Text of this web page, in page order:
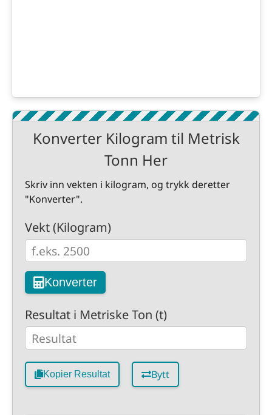
Konverter Kilogram til Metrisk
Tonn Her
Skriv inn vekten i kilogram, og trykk deretter
"Konverter".
Vekt (Kilogram)
Konverter
Resultat i Metriske Ton (t)
Kopier Resultat Bytt